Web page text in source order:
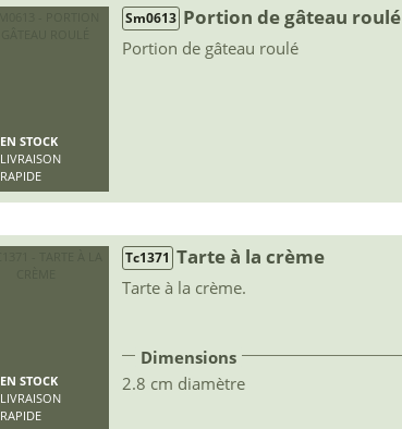
EN STOCK
LIVRAISON
RAPIDE
Sm0613 Portion de gâteau roulé
Portion de gâteau roulé
EN STOCK
LIVRAISON
RAPIDE
Tc1371 Tarte à la crème
Tarte à la crème.
Dimensions
2.8 cm diamètre